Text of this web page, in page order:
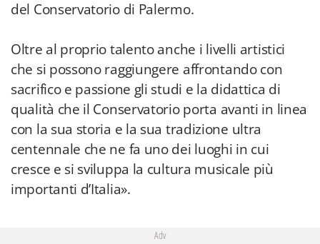
del Conservatorio di Palermo.
Oltre al proprio talento anche i livelli artistici
che si possono raggiungere affrontando con
sacrifico e passione gli studi e la didattica di
qualità che il Conservatorio porta avanti in linea
con la sua storia e la sua tradizione ultra
centennale che ne fa uno dei luoghi in cui
cresce e si sviluppa la cultura musicale più
importanti d’Italia».
Adv